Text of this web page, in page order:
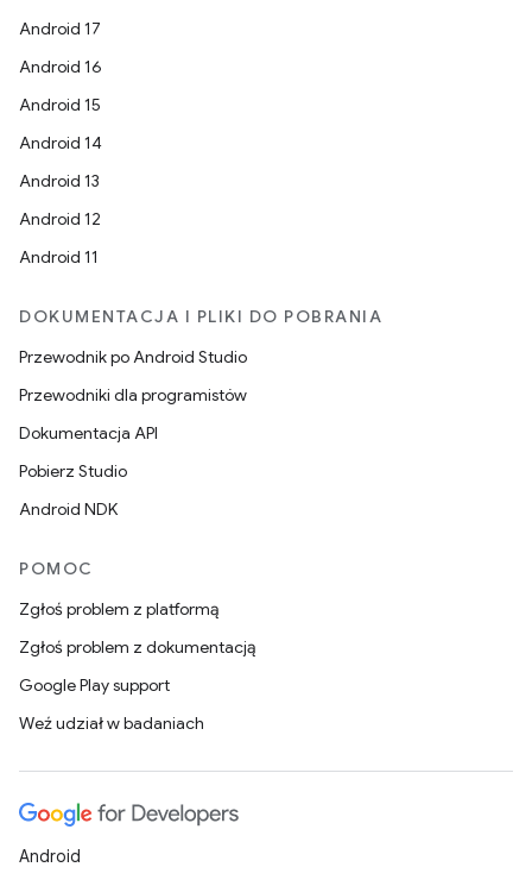
Android 17
Android 16
Android 15
Android 14
Android 13
Android 12
Android 11
DOKUMENTACJA I PLIKI DO POBRANIA
Przewodnik po Android Studio
Przewodniki dla programistów
Dokumentacja API
Pobierz Studio
Android NDK
POMOC
Zgłoś problem z platformą
Zgłoś problem z dokumentacją
Google Play support
Weź udział w badaniach
Android